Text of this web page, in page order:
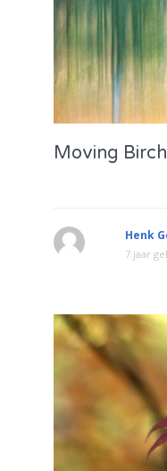
Moving
Henk
7 jaar